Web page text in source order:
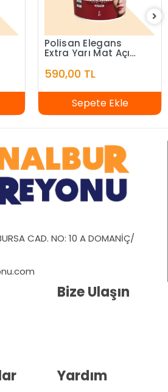
Polisan Elegans
Extra Yarı Mat Açık
590,00 TL
Sepete Ekle
CAD. NO: 10 A DOMANİÇ/
Bize Ulaşın
Yardım